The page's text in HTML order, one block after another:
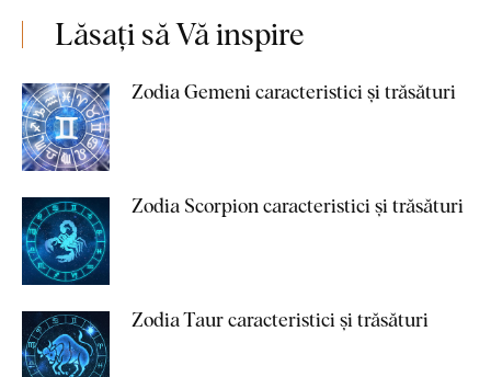
Lăsați să Vă inspire
Zodia Gemeni caracteristici și trăsături
Zodia Scorpion caracteristici și trăsături
Zodia Taur caracteristici și trăsături